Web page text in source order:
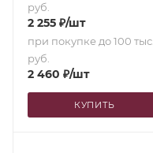
руб.
2 255 ₽/шт
при покупке до 100 тыс.
руб.
2 460 ₽/шт
КУПИТЬ